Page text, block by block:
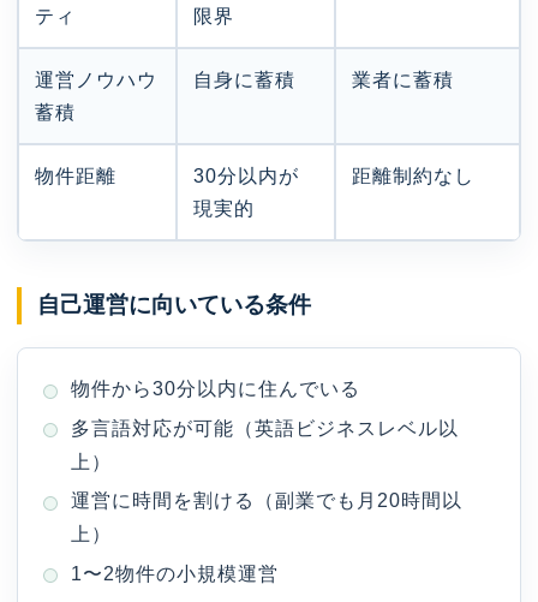
ティ
限界
運営ノウハウ
蓄積
自身に蓄積 業者に蓄積
物件距離
30分以内が
現実的
距離制約なし
自己運営に向いている条件
物件から30分以内に住んでいる
多言語対応が可能（英語ビジネスレベル以
上）
運営に時間を割ける（副業でも月20時間以
上）
1〜2物件の小規模運営